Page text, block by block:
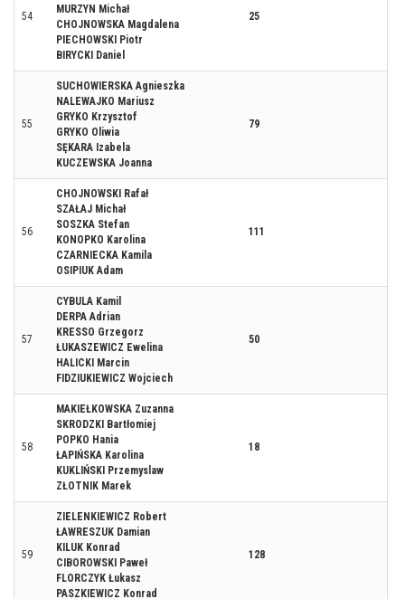
54
MURZYN Michał
CHOJNOWSKA Magdalena
PIECHOWSKI Piotr
BIRYCKI Daniel
25
55
SUCHOWIERSKA Agnieszka
NALEWAJKO Mariusz
GRYKO Krzysztof
GRYKO Oliwia
SĘKARA Izabela
KUCZEWSKA Joanna
79
56
CHOJNOWSKI Rafał
SZAŁAJ Michał
SOSZKA Stefan
KONOPKO Karolina
CZARNIECKA Kamila
OSIPIUK Adam
111
57
CYBULA Kamil
DERPA Adrian
KRESSO Grzegorz
ŁUKASZEWICZ Ewelina
HALICKI Marcin
FIDZIUKIEWICZ Wojciech
50
58
MAKIEŁKOWSKA Zuzanna
SKRODZKI Bartłomiej
POPKO Hania
ŁAPIŃSKA Karolina
KUKLIŃSKI Przemyslaw
ZŁOTNIK Marek
18
59
ZIELENKIEWICZ Robert
ŁAWRESZUK Damian
KILUK Konrad
CIBOROWSKI Paweł
FLORCZYK Łukasz
PASZKIEWICZ Konrad
128